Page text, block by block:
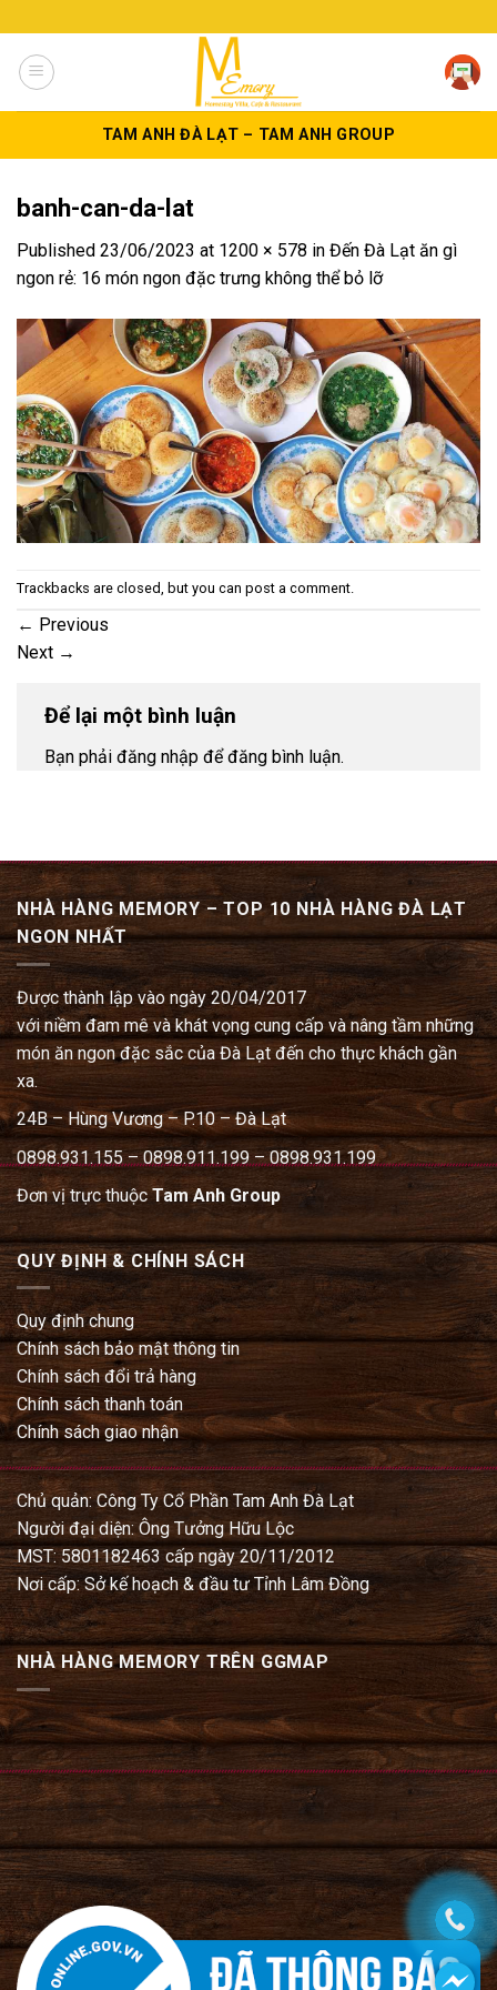
to
content
TAM ANH ĐÀ LẠT – TAM ANH GROUP
banh-can-da-lat
Published 23/06/2023 at 1200 × 578 in Đến Đà Lạt ăn gì
ngon rẻ: 16 món ngon đặc trưng không thể bỏ lỡ
Trackbacks are closed, but you can post a comment
← Previous
Next →
Để lại một bình luận
Bạn phải đăng nhập để đăng bình luận.
NHÀ HÀNG MEMORY – TOP 10 NHÀ HÀNG ĐÀ LẠT
NGON NHẤT
Được thành lập vào ngày 20/04/2017
với niềm đam mê và khát vọng cung cấp và nâng tầm những
món ăn ngon đặc sắc của Đà Lạt đến cho thực khách gần
xa.
24B – Hùng Vương – P.10 – Đà Lạt
0898.931.155 – 0898.911.199 – 0898.931.199
Đơn vị trực thuộcTam Anh Group
QUY ĐỊNH & CHÍNH SÁCH
Quy định chung
Chính sách bảo mật thông tin
Chính sách đổi trả hàng
Chính sách thanh toán
Chính sách giao nhận
Chủ quản: Công Ty Cổ Phần Tam Anh Đà Lạt
Người đại diện: Ông Tưởng Hữu Lộc
MST: 5801182463 cấp ngày 20/11/2012
Nơi cấp: Sở kế hoạch & đầu tư Tỉnh Lâm Đồng
NHÀ HÀNG MEMORY TRÊN GGMAP